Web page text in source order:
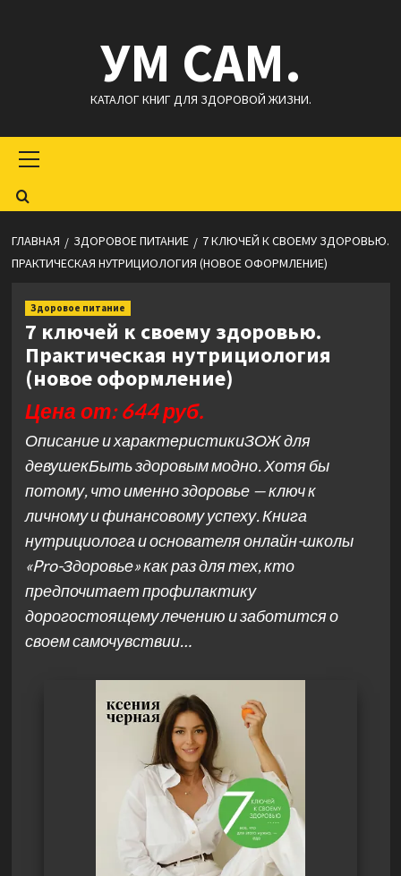
УМ САМ.
КАТАЛОГ КНИГ ДЛЯ ЗДОРОВОЙ ЖИЗНИ.
меню
ГЛАВНАЯ ЗДОРОВОЕ ПИТАНИЕ
7 КЛЮЧЕЙ К СВОЕМУ ЗДОРОВЬЮ.
ПРАКТИЧЕСКАЯ НУТРИЦИОЛОГИЯ (НОВОЕ ОФОРМЛЕНИЕ)
Здоровое питание
7 ключей к своему здоровью.
Практическая нутрициология
(новое оформление)
Цена от: 644 руб.
Описание и характеристикиЗОЖ для
девушекБыть здоровым модно. Хотя бы
потому, что именно здоровье — ключ к
личному и финансовому успеху. Книга
нутрициолога и основателя онлайн-школы
«Pro-Здоровье» как раз для тех, кто
предпочитает профилактику
дорогостоящему лечению и заботится о
своем самочувствии…